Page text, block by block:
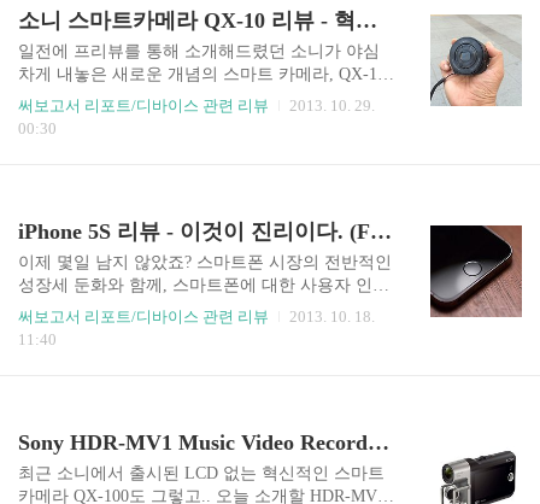
최대 2배) 가량 빠른 성능을 보여주며, 기존의 듀얼
밴드 WiFi(2.4GHz, 5GHz)에 MIMO(multiple-input
multiple-output)기술을 기반으로 최대 다운로드 속
올렸습니다. 뿐만 아니라 앞서 출시된..
소니 스마트카메라 QX-10 리뷰 - 혁신은 혁신인데...
일전에 프리뷰를 통해 소개해드렸던 소니가 야심
차게 내놓은 새로운 개념의 스마트 카메라, QX-10
0.. 안타깝게도 구매 당시 아마존에서 QX-100의 배
송일정이 급작스럽게 지연되는 바람에 과감히 취
환호를 지르며, 박스를 개봉했는데.. 생각보다도 큼
직한 원통형 렌즈 뭉치가 덩그러니 담겨있더군요..
QX-100은 훨씬 더 크다는 계산이 나오죠.. 제품의
라 생각했는데, 서양인의 손 사이즈를 고려하지 못
하고 그냥 "스마트폰과 연동되는 LCD가 없는 카..
써보고서 리포트/디바이스 관련 리뷰
2013. 10. 29.
00:30
iPhone 5S 리뷰 - 이것이 진리이다. (Forwarding Thinking.)
이제 몇일 남지 않았죠? 스마트폰 시장의 전반적인
성장세 둔화와 함께, 스마트폰에 대한 사용자 인식
의 일반화 덕택에 스마트폰을 사기 위해 밤새 줄을
서는 열성적인 모습은 많이 줄긴 했지만, 여전히 새
니다. 아이폰 3GS의 경우, 미국 출시일 기준으로
무려 5개월 후인 2009년 11월 28일에 출시된 이래,
아이폰 4는 3개월.. 아이폰 4S는 1개월 여가 걸리며
써보고서 리포트/디바이스 관련 리뷰
2013. 10. 18.
11:40
Sony HDR-MV1 Music Video Recorder 프리뷰 - 음? 어디에 쓰는 물건인고?
최근 소니에서 출시된 LCD 없는 혁신적인 스마트
카메라 QX-100도 그렇고.. 오늘 소개할 HDR-MV1